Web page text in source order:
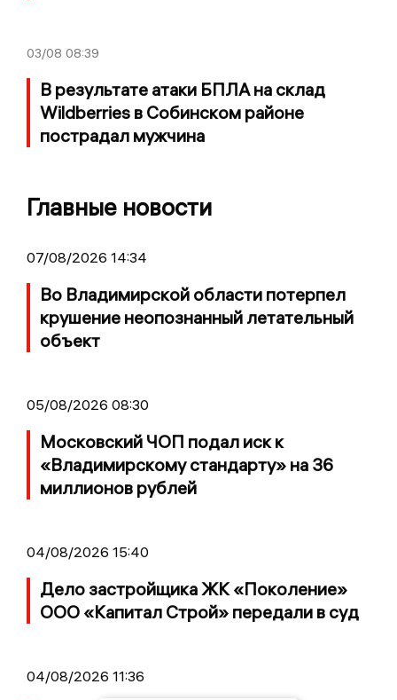
03/08 08:39
В результате атаки БПЛА на склад
Wildberries в Собинском районе
пострадал мужчина
Главные новости
07/08/2026 14:34
Во Владимирской области потерпел
крушение неопознанный летательный
объект
05/08/2026 08:30
Московский ЧОП подал иск к
«Владимирскому стандарту» на 36
миллионов рублей
04/08/2026 15:40
Дело застройщика ЖК «Поколение»
ООО «Капитал Строй» передали в суд
04/08/2026 11:36